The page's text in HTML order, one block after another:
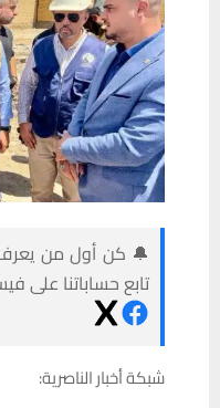
🔔 كن أول من يعرف
تابع حساباتنا على
شبكة أخبار الناصرية: